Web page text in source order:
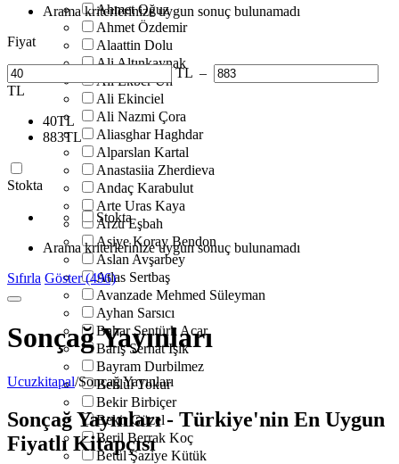
Ahmet Oğuz
Ahmet Özdemir
Alaattin Dolu
Ali Altınkaynak
Ali Ekber Ün
Ali Ekinciel
Ali Nazmi Çora
Aliasghar Haghdar
Alparslan Kartal
Anastasiia Zherdieva
Andaç Karabulut
Arte Uras Kaya
Arzu Eşbah
Asiye Koray Bendon
Aslan Avşarbey
Atlas Sertbaş
Avanzade Mehmed Süleyman
Ayhan Sarsıcı
Bahar Şentürk Acar
Barış Serhat Işık
Bayram Durbilmez
Behlül Tokur
Bekir Birbiçer
Bekir Güzel
Beril Berrak Koç
Betül Şaziye Kütük
Arama kriterlerinize uygun sonuç bulunamadı
Fiyat
TL –
TL
40TL
883TL
Stokta
Stokta
Arama kriterlerinize uygun sonuç bulunamadı
Sıfırla Göster (496)
Sonçağ Yayınları
Ucuzkitapal/Sonçağ Yayınları
Sonçağ Yayınları - Türkiye'nin En Uygun
Fiyatlı Kitapçısı